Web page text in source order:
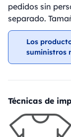
pedidos sin
separado.
Los
suministros
Técnicas de